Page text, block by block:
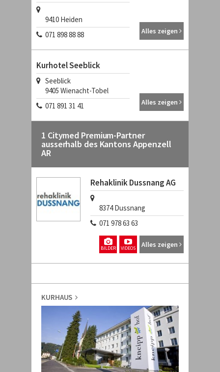
9410 Heiden
071 898 88 88
Alles zeigen
Kurhotel Seeblick
Seeblick
9405 Wienacht-Tobel
071 891 31 41
Alles zeigen
1 Citymed Premium-Partner
ausserhalb des Kantons Appenzell
AR
Rehaklinik Dussnang AG
8374 Dussnang
071 978 63 63
Alles zeigen
VIDEOS
BILDER
KURHAUS